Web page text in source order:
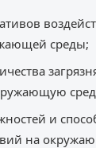
среды;
и
на